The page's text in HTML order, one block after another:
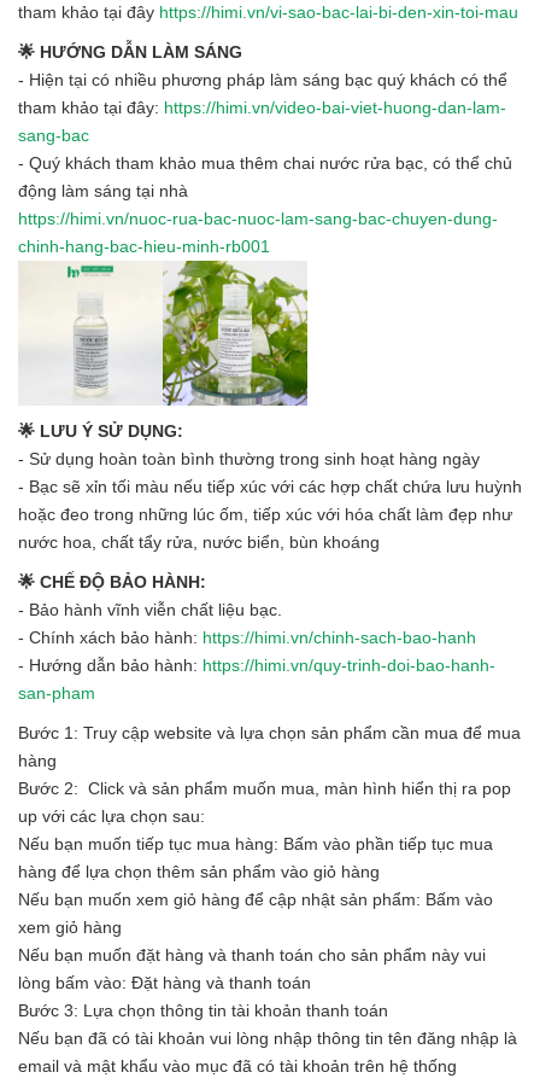
tham khảo tại đây https://himi.vn/vi-sao-bac-lai-bi-den-xin-toi-mau
🌟 HƯỚNG DẪN LÀM SÁNG
- Hiện tại có nhiều phương pháp làm sáng bạc quý khách có thể
tham khảo tại đây: https://himi.vn/video-bai-viet-huong-dan-lam-
sang-bac
- Quý khách tham khảo mua thêm chai nước rửa bạc, có thể chủ
động làm sáng tại nhà
https://himi.vn/nuoc-rua-bac-nuoc-lam-sang-bac-chuyen-dung-
chinh-hang-bac-hieu-minh-rb001
🌟 LƯU Ý SỬ DỤNG:
- Sử dụng hoàn toàn bình thường trong sinh hoạt hàng ngày
- Bạc sẽ xỉn tối màu nếu tiếp xúc với các hợp chất chứa lưu huỳnh
hoặc đeo trong những lúc ốm, tiếp xúc với hóa chất làm đẹp như
nước hoa, chất tẩy rửa, nước biển, bùn khoáng
🌟 CHẾ ĐỘ BẢO HÀNH:
- Bảo hành vĩnh viễn chất liệu bạc.
- Chính xách bảo hành: https://himi.vn/chinh-sach-bao-hanh
- Hướng dẫn bảo hành: https://himi.vn/quy-trinh-doi-bao-hanh-
san-pham
Bước 1: Truy cập website và lựa chọn sản phẩm cần mua để mua
hàng
Bước 2: Click và sản phẩm muốn mua, màn hình hiển thị ra pop
up với các lựa chọn sau:
Nếu bạn muốn tiếp tục mua hàng: Bấm vào phần tiếp tục mua
hàng để lựa chọn thêm sản phẩm vào giỏ hàng
Nếu bạn muốn xem giỏ hàng để cập nhật sản phẩm: Bấm vào
xem giỏ hàng
Nếu bạn muốn đặt hàng và thanh toán cho sản phẩm này vui
lòng bấm vào: Đặt hàng và thanh toán
Bước 3: Lựa chọn thông tin tài khoản thanh toán
Nếu bạn đã có tài khoản vui lòng nhập thông tin tên đăng nhập là
email và mật khẩu vào mục đã có tài khoản trên hệ thống